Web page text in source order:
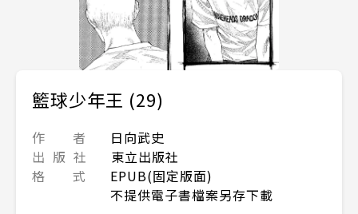
籃球少年王 (29)
作 者
日向武史
出 版 社
東立出版社
格 式
EPUB(固定版面)
不提供電子書檔案另存下載